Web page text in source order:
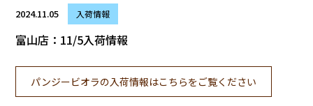
2024.11.05 入荷情報
富山店：11/5入荷情報
パンジービオラの入荷情報はこちらをご覧ください